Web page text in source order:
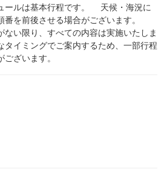
ールは基本行程です。 天候・海況に
番を前後させる場合がございます。
ない限り、すべての内容は実施いたしま
タイミングでご案内するため、一部行程
ざいます。